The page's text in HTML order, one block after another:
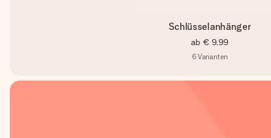
Schlüsselanhänger
ab € 9,99
6Varianten